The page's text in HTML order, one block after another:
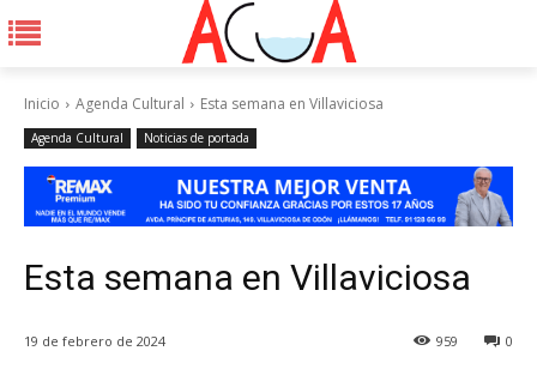
Inicio Agenda Cultural Esta semana en Villaviciosa
Agenda Cultural Noticias de portada
Esta semana en Villaviciosa
19 de febrero de 2024 0
959